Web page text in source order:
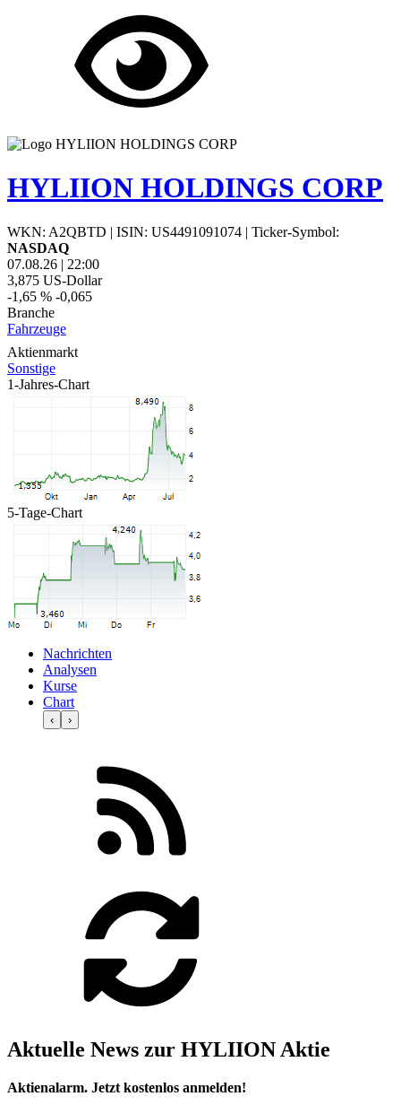
HYLIION HOLDINGS CORP
WKN: A2QBTD | ISIN: US4491091074 | Ticker-Symbol:
NASDAQ
07.08.26 | 22:00
3,875 US-Dollar
-1,65 % -0,065
Branche
Fahrzeuge
Aktienmarkt
Sonstige
1-Jahres-Chart
5-Tage-Chart
Nachrichten
Analysen
Kurse
Chart
‹ ›
Aktuelle News zur HYLIION Aktie
Aktienalarm. Jetzt kostenlos anmelden!